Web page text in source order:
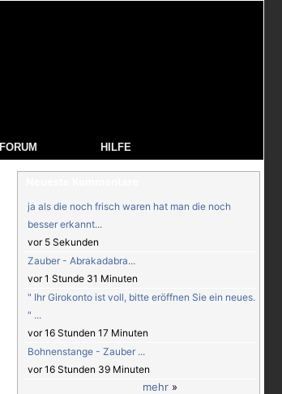
FORUM HILFE
ja als die noch frisch waren hat man die noch
besser erkannt...
vor 5 Sekunden
Zauber - Abrakadabra...
vor 1 Stunde 31 Minuten
" Ihr Girokonto ist voll, bitte eröffnen Sie ein neues.
" ...
vor 16 Stunden 17 Minuten
Bohnenstange - Zauber ...
vor 16 Stunden 39 Minuten
mehr »